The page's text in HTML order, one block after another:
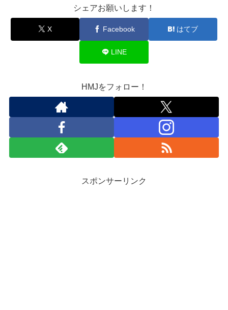
シェアお願いします！
X Facebook はてブ
LINE
HMJをフォロー！
スポンサーリンク